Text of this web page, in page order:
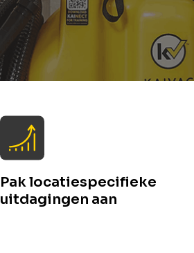
Pak locatiespecifieke
uitdagingen aan